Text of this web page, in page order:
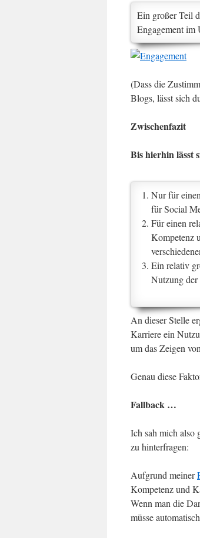
Ein großer Teil
Engagement im
(Dass die
Blogs, lässt sich
Zwischenfazit
Bis hierhin lässt
Nur für
für Social
Für einen
Kompetenz
Ein relativ
Nutzung der
An dieser Stelle
Karriere ein
um das Zeigen
Genau diese
Fallback …
Ich sah mich also
zu hinterfragen:
Aufgrund meiner
Kompetenz und
Wenn man die
müsse